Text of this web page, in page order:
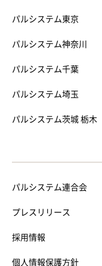
パルシステム東京
パルシステム神奈川
パルシステム千葉
パルシステム埼玉
パルシステム茨城 栃木
パルシステム連合会
プレスリリース
採用情報
個人情報保護方針